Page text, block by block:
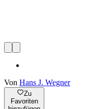
Von Hans J. Wegner
Zu
Favoriten